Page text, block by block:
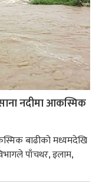
नदीमा आकस्मिक
बाढीको मध्यमदेखि
पाँचथर, इलाम,